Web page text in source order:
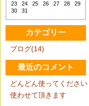
23
24 25 26 27 28
29
30
31
カテゴリー
ブログ(14)
最近のコメント
どんどん使ってください
使わせて頂きます